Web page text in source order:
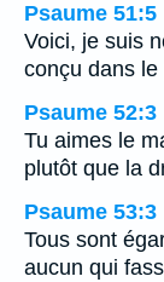
Psaume 51:5
Voici, je suis
conçu dans le
Psaume 52:3
Tu aimes le
plutôt que la
Psaume 53:3
Tous sont
aucun qui